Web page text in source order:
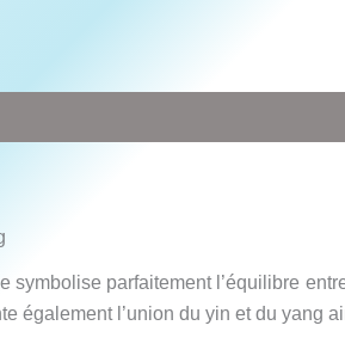
parfaitement l’équilibre
également l’union du yin et du yang